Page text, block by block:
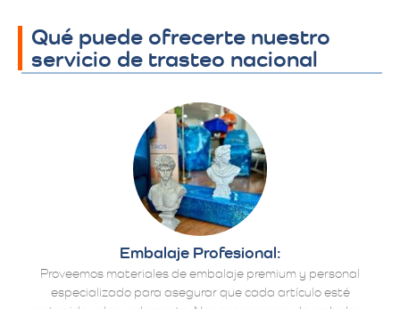
Qué puede ofrecerte nuestro
servicio de trasteo nacional
Embalaje Profesional:
Proveemos materiales de embalaje premium y personal
especializado para asegurar que cada artículo esté